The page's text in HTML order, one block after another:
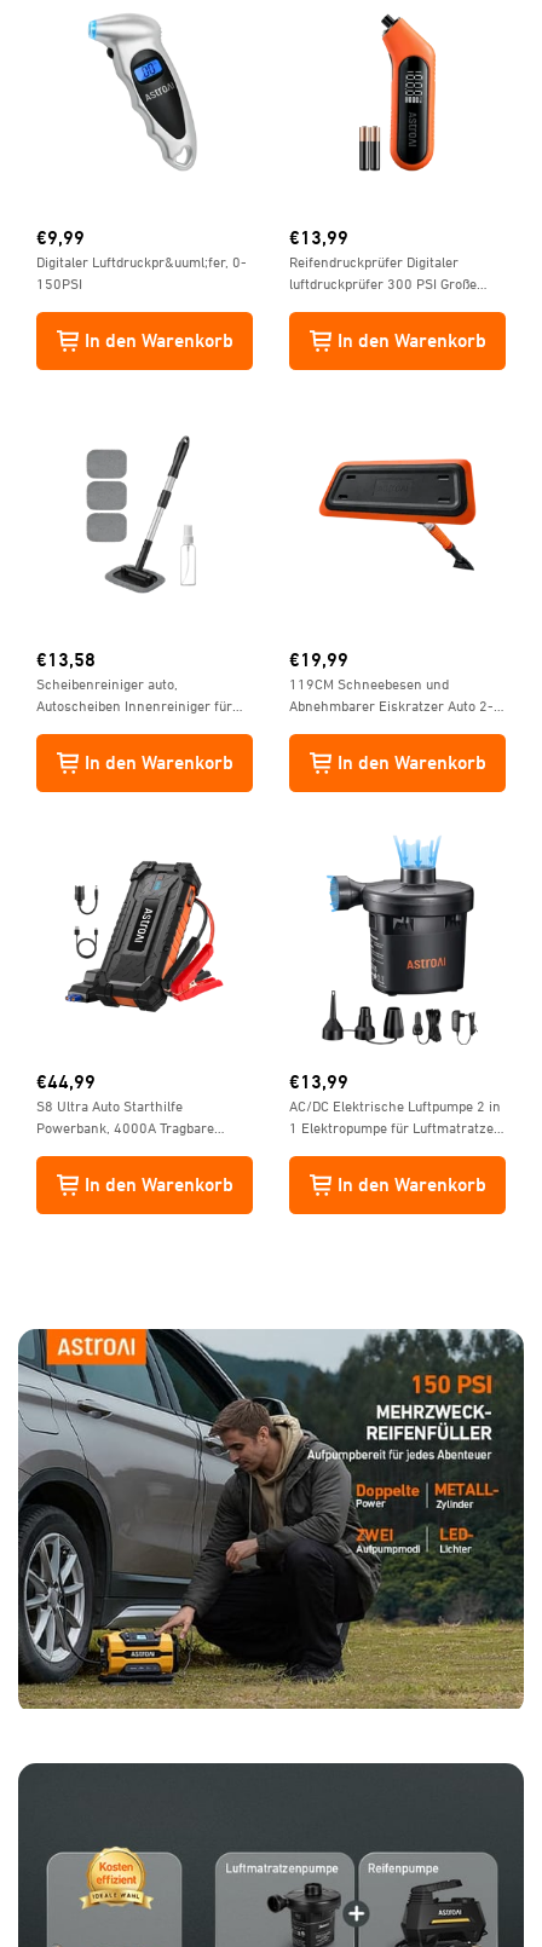
€9,99
Digitaler Luftdruckpr&uuml;fer, 0-
150PSI
In den Warenkorb
€13,99
Reifendruckprüfer Digitaler
luftdruckprüfer 300 PSI Große
Batterie
In den Warenkorb
€13,58
Scheibenreiniger auto,
Autoscheiben Innenreiniger für
ausziehbarem Griff und 3
Mikrofaserpads, Grau
In den Warenkorb
€19,99
119CM Schneebesen und
Abnehmbarer Eiskratzer Auto 2-
Silikonkopf für Autos, PKW, LKWs,
SUVs
In den Warenkorb
€44,99
S8 Ultra Auto Starthilfe
Powerbank, 4000A Tragbare
und 8L Diesel, 88.8Wh 12V
Starter powerbank mit
Starthilfekabel, USB
In den Warenkorb
€13,99
AC/DC Elektrische Luftpumpe 2 in
1 Elektropumpe für Luftmatratze
mit 3 Düsen
In den Warenkorb